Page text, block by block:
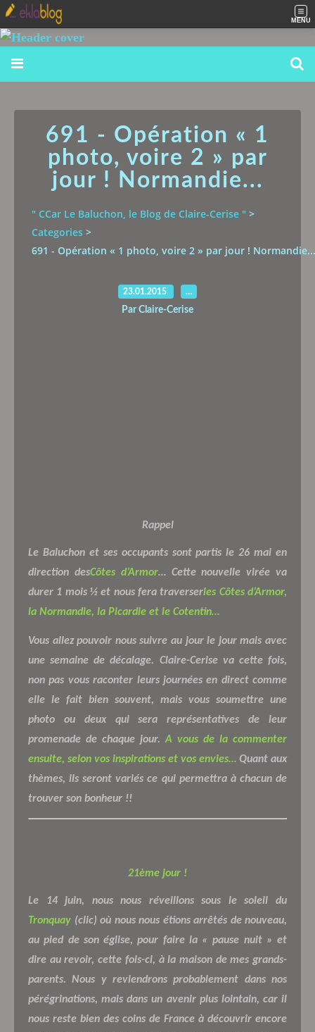
MENU
691 - Opération « 1
photo, voire 2 » par
jour ! Normandie...
" CCar Le Baluchon, le Blog de Claire-Cerise " >
Categories >
691 - Opération « 1 photo, voire 2 » par jour ! Normandie...
23.01.2015 …
Par Claire-Cerise
Rappel
Le Baluchon et ses occupants sont partis le 26 mai en
direction desCôtes d’Armor… Cette nouvelle virée va
durer 1 mois ½ et nous fera traverserles Côtes d’Armor,
la Normandie, la Picardie et le Cotentin…
Vous allez pouvoir nous suivre au jour le jour mais avec
une semaine de décalage. Claire-Cerise va cette fois,
non pas vous raconter leurs journées en direct comme
elle le fait bien souvent, mais vous soumettre une
photo ou deux qui sera représentatives de leur
promenade de chaque jour. A vous de la commenter
ensuite, selon vos inspirations et vos envies… Quant aux
thèmes, ils seront variés ce qui permettra à chacun de
trouver son bonheur !!
21ème jour !
Le 14 juin, nous nous réveillons sous le soleil du
Tronquay (clic) où nous nous étions arrêtés de nouveau,
au pied de son église, pour faire la « pause nuit » et
dire au revoir, cette fois-ci, à la maison de mes grands-
parents. Nous y reviendrons probablement dans nos
pérégrinations, mais dans un avenir plus lointain, car il
nous reste bien des coins de France à découvrir encore